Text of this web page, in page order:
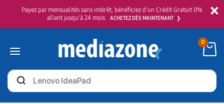
×
Payez par mensualités sans intérêt, bénéficiez d'un Crédit Gratuit 0%
allant jusqu'à 24 mois
ACHETEZ DÈS MAINTENANT
Rechercher
des
produits
0